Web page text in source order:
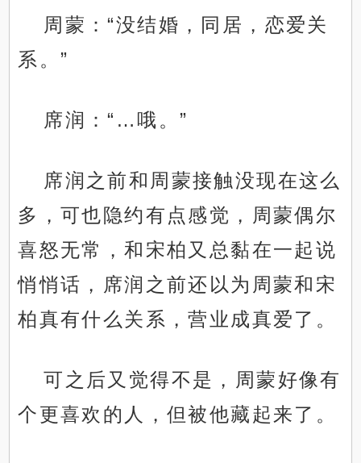
周蒙：“没结婚，同居，恋爱关
系。”
席润：“…哦。”
席润之前和周蒙接触没现在这么
多，可也隐约有点感觉，周蒙偶尔
喜怒无常，和宋柏又总黏在一起说
悄悄话，席润之前还以为周蒙和宋
柏真有什么关系，营业成真爱了。
可之后又觉得不是，周蒙好像有
个更喜欢的人，但被他藏起来了。